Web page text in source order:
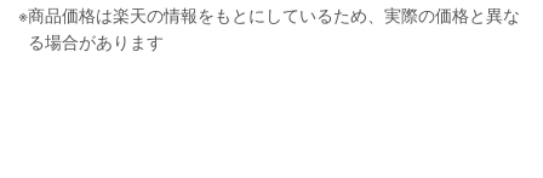
※商品価格は楽天の情報をもとにしているため、実際の価格と異な
る場合があります